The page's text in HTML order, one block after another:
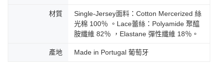
材質
Single-Jersey面料：Cotton Mercerized 絲
光棉 100％ 。Lace蕾絲：Polyamide 聚醯
胺纖維 82％ ，Elastane 彈性纖維 18％。
產地 Made in Portugal 葡萄牙